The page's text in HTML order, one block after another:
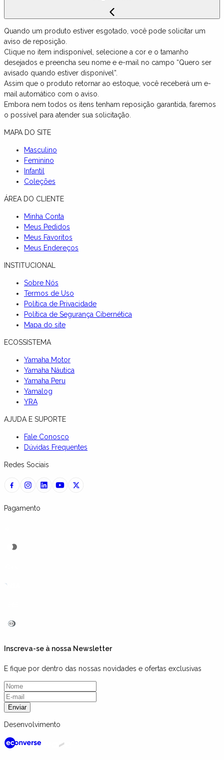
Quando um produto estiver esgotado, você pode solicitar um
aviso de reposição.
Clique no item indisponível, selecione a cor e o tamanho
desejados e preencha seu nome e e-mail no campo “Quero ser
avisado quando estiver disponível”.
Assim que o produto retornar ao estoque, você receberá um e-
mail automático com o aviso.
Embora nem todos os itens tenham reposição garantida, faremos
o possível para atender sua solicitação.
MAPA DO SITE
Masculino
Feminino
Infantil
Coleções
ÁREA DO CLIENTE
Minha Conta
Meus Pedidos
Meus Favoritos
Meus Endereços
INSTITUCIONAL
Sobre Nós
Termos de Uso
Política de Privacidade
Política de Segurança Cibernética
Mapa do site
ECOSSISTEMA
Yamaha Motor
Yamaha Náutica
Yamaha Peru
Yamalog
YRA
AJUDA E SUPORTE
Fale Conosco
Dúvidas Frequentes
Redes Sociais
Pagamento
Inscreva-se à nossa Newsletter
E fique por dentro das nossas novidades e ofertas exclusivas
Enviar
Desenvolvimento